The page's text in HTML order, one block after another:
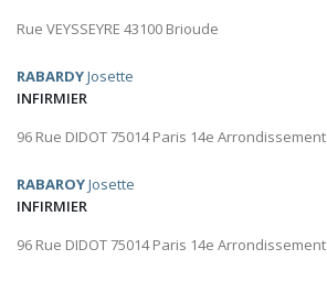
Rue VEYSSEYRE 43100 Brioude
RABARDYJosette
INFIRMIER
96 Rue DIDOT 75014 Paris 14e Arrondissement
RABAROYJosette
INFIRMIER
96 Rue DIDOT 75014 Paris 14e Arrondissement